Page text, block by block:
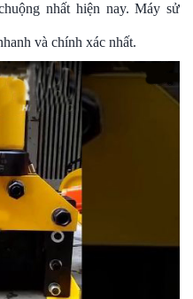
nhất hiện nay. Máy sử
và chính xác nhất.